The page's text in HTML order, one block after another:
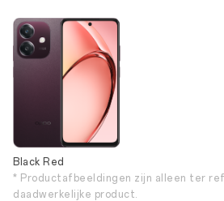
Black Red
* Productafbeeldingen zijn alleen ter
daadwerkelijke product.